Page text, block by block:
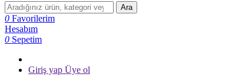
Ara
0 Favorilerim
Hesabım
0 Sepetim
Giriş yap Üye ol